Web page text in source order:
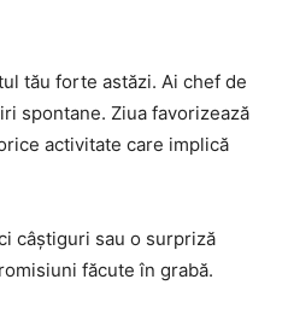
tău forte astăzi. Ai chef de
spontane. Ziua favorizează
activitate care implică
câștiguri sau o surpriză
făcute în grabă.